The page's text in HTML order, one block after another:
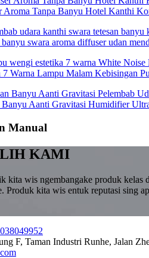
Aroma Tanpa Banyu Hotel Kanthi
banyu swara aroma diffuser udan
7 Warna Lampu Malam Kebisingan
Banyu Aanti Gravitasi Humidifier
Manual
KAMI
kita wis ngembangake produk kelas
Produk kita wis entuk reputasi sing
F, Taman Industri Runhe, Jalan